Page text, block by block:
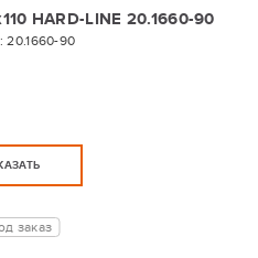
HARD-LINE 20.1660-90
20.1660-90
заказ